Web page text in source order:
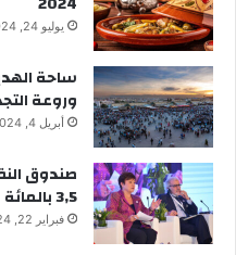
يوليو 24, 2024
ساحة
وروعة
أبريل 4, 2024
صندوق
3,5 بالمائة
فبراير 22, 2024